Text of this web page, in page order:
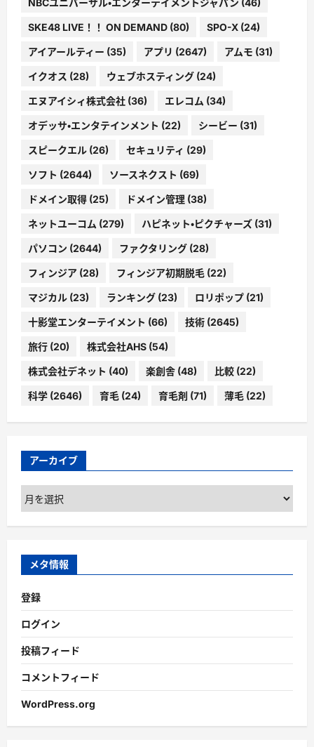
SKE48 LIVE！！ ON DEMAND (80) SPO-X (24)
アイアールティー (35) アプリ (2647) アムモ (31)
イクオス (28) ウェブホスティング (24)
エヌアイシィ株式会社 (36) エレコム (34)
オデッサ・エンタテインメント (22) シービー (31)
スピークエル (26) セキュリティ (29)
ソフト (2644) ソースネクスト (69)
ドメイン取得 (25) ドメイン管理 (38)
ネットユーコム (279) ハピネット・ピクチャーズ (31)
パソコン (2644) ファクタリング (28)
フィンジア (28) フィンジア初期脱毛 (22)
マジカル (23) ランキング (23) ロリポップ (21)
十影堂エンターテイメント (66) 技術 (2645)
旅行 (20) 株式会社AHS (54)
株式会社デネット (40) 楽創舎 (48) 比較 (22)
科学 (2646) 育毛 (24) 育毛剤 (71) 薄毛 (22)
アーカイブ
ア
ー
カ
ブ
メタ情報
登録
ログイン
投稿フィード
コメントフィード
WordPress.org